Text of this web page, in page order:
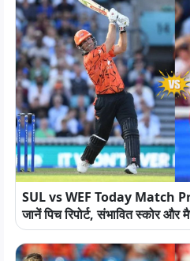
SUL vs WEF Today Match
जानें पिच रिपोर्ट, संभावित स्कोर और